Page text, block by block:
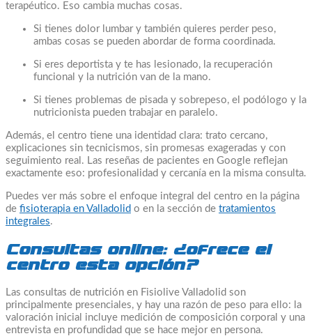
terapéutico. Eso cambia muchas cosas.
Si tienes dolor lumbar y también quieres perder peso,
ambas cosas se pueden abordar de forma coordinada.
Si eres deportista y te has lesionado, la recuperación
funcional y la nutrición van de la mano.
Si tienes problemas de pisada y sobrepeso, el podólogo y la
nutricionista pueden trabajar en paralelo.
Además, el centro tiene una identidad clara: trato cercano,
explicaciones sin tecnicismos, sin promesas exageradas y con
seguimiento real. Las reseñas de pacientes en Google reflejan
exactamente eso: profesionalidad y cercanía en la misma consulta.
Puedes ver más sobre el enfoque integral del centro en la página
de fisioterapia en Valladolid o en la sección de tratamientos
integrales.
Consultas online: ¿ofrece el
centro esta opción?
Las consultas de nutrición en Fisiolive Valladolid son
principalmente presenciales, y hay una razón de peso para ello: la
valoración inicial incluye medición de composición corporal y una
entrevista en profundidad que se hace mejor en persona.